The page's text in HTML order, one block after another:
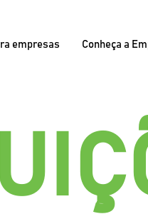
empresas Conheça a